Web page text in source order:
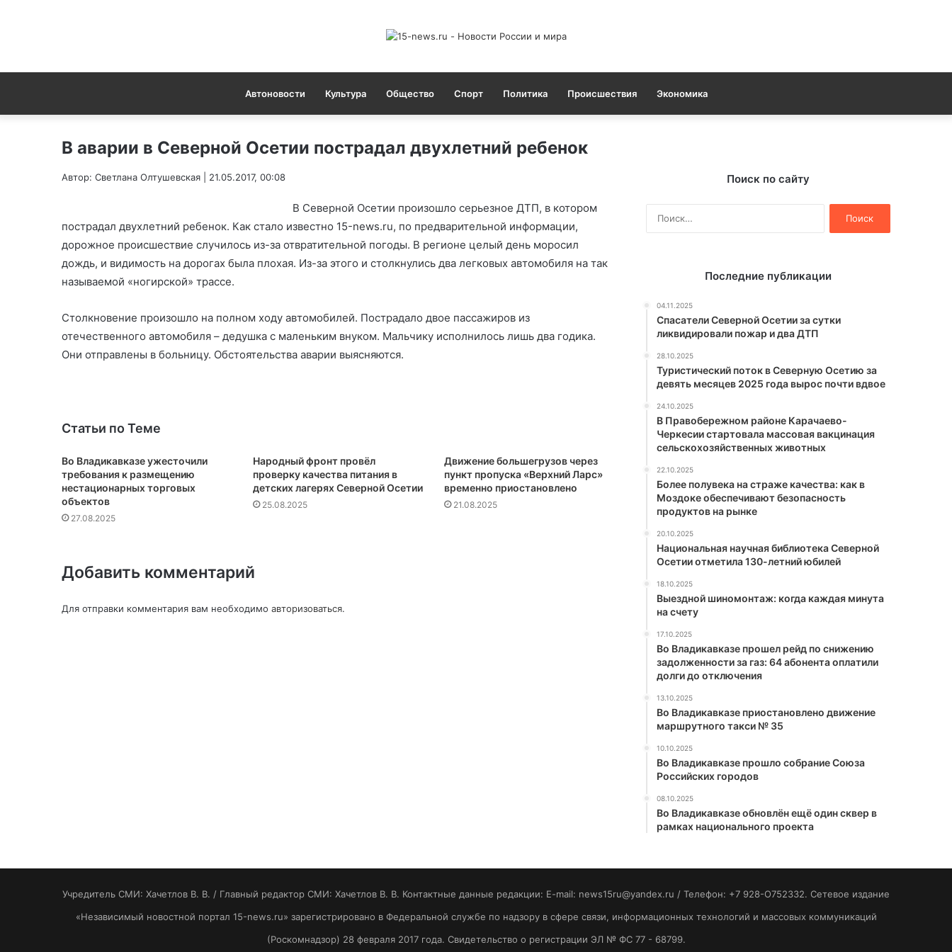
Автоновости Культура Общество Спорт Политика Происшествия Экономика
В аварии в Северной Осетии пострадал двухлетний ребенок
Автор: Светлана Олтушевская | 21.05.2017, 00:08
В Северной Осетии произошло серьезное ДТП, в котором
пострадал двухлетний ребенок. Как стало известно 15-news.ru, по предварительной информации,
дорожное происшествие случилось из-за отвратительной погоды. В регионе целый день моросил
дождь, и видимость на дорогах была плохая. Из-за этого и столкнулись два легковых автомобиля на так
называемой «ногирской» трассе.
Столкновение произошло на полном ходу автомобилей. Пострадало двое пассажиров из
отечественного автомобиля – дедушка с маленьким внуком. Мальчику исполнилось лишь два годика.
Они отправлены в больницу. Обстоятельства аварии выясняются.
Статьи по Теме
Во Владикавказе ужесточили
требования к размещению
нестационарных торговых
объектов
27.08.2025
Народный фронт провёл
проверку качества питания в
детских лагерях Северной Осетии
25.08.2025
Движение большегрузов через
пункт пропуска «Верхний Ларс»
временно приостановлено
21.08.2025
Добавить комментарий
Для отправки комментария вам необходимо авторизоваться.
Поиск по сайту
Последние публикации
04.11.2025
Спасатели Северной Осетии за сутки
ликвидировали пожар и два ДТП
28.10.2025
Туристический поток в Северную Осетию за
девять месяцев 2025 года вырос почти вдвое
24.10.2025
В Правобережном районе Карачаево-
Черкесии стартовала массовая вакцинация
сельскохозяйственных животных
22.10.2025
Более полувека на страже качества: как в
Моздоке обеспечивают безопасность
продуктов на рынке
20.10.2025
Национальная научная библиотека Северной
Осетии отметила 130-летний юбилей
18.10.2025
Выездной шиномонтаж: когда каждая минута
на счету
17.10.2025
Во Владикавказе прошел рейд по снижению
задолженности за газ: 64 абонента оплатили
долги до отключения
13.10.2025
Во Владикавказе приостановлено движение
маршрутного такси № 35
10.10.2025
Во Владикавказе прошло собрание Союза
Российских городов
08.10.2025
Во Владикавказе обновлён ещё один сквер в
рамках национального проекта
Учредитель СМИ: Хaчeтлoв B. B. / Главный редактор СМИ: Хaчeтлoв B. B. Контактные данные редакции: E-mail: news15ru@yandex.ru / Телефон: +7 928-O752332. Сетевое издание
«Независимый новостной портал 15-news.ru» зарегистрировано в Федеральной службе по надзору в сфере связи, информационных технологий и массовых коммуникаций
(Роскомнадзор) 28 февраля 2017 года. Свидетельство о регистрации ЭЛ № ФС 77 - 68799.